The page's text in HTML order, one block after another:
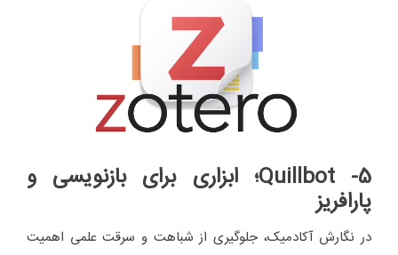
5- Quillbot ؛ ابزاری برای بازنویسی و
پارافریز
در نگارش آکادمیک، جلوگیری از شباهت و سرقت علمی اهمیت